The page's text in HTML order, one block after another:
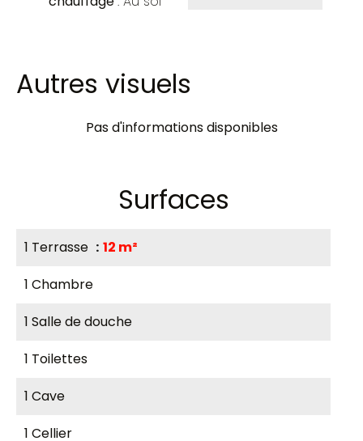
Autres visuels
Pas d'informations disponibles
Surfaces
1 Terrasse
12 m²
1 Chambre
1 Salle de douche
1 Toilettes
1 Cave
1 Cellier